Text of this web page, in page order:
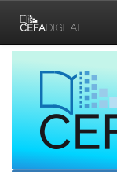
navigation